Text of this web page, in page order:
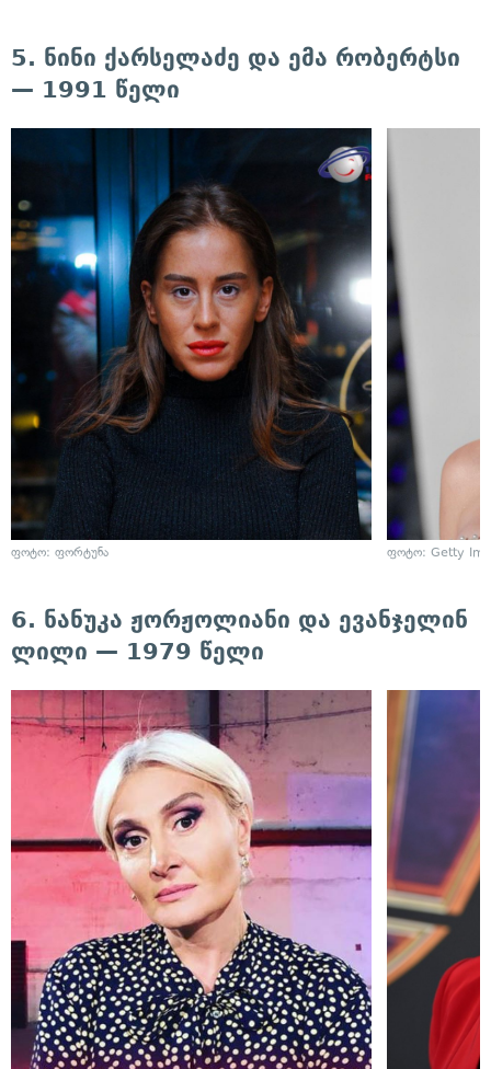
5. ნინი ქარსელაძე და ემა რობერტსი
— 1991 წელი
ფოტო: ფორტუნა ფოტო: Getty
6. ნანუკა ჟორჟოლიანი და ევანჯელინ
ლილი — 1979 წელი